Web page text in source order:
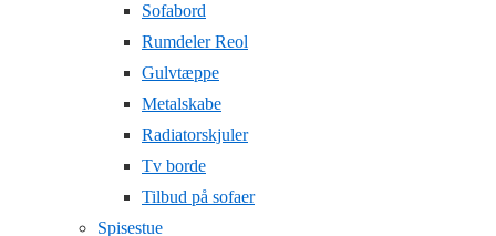
Sofabord
Rumdeler Reol
Gulvtæppe
Metalskabe
Radiatorskjuler
Tv borde
Tilbud på sofaer
Spisestue